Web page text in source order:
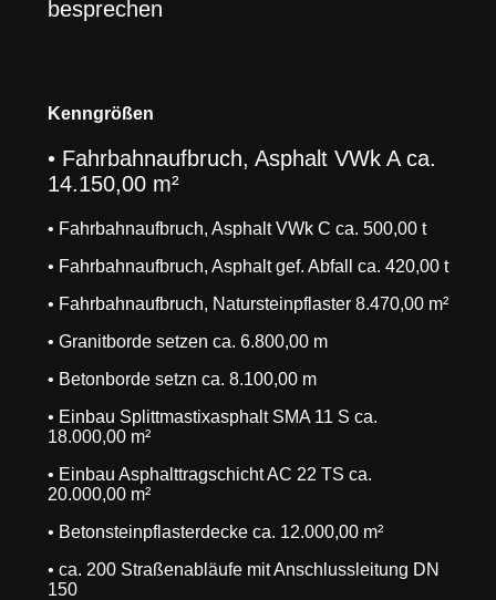
besprechen
Kenngrößen
• Fahrbahnaufbruch, Asphalt VWk A ca.
14.150,00 m²
• Fahrbahnaufbruch, Asphalt VWk C ca. 500,00 t
• Fahrbahnaufbruch, Asphalt gef. Abfall ca. 420,00 t
• Fahrbahnaufbruch, Natursteinpflaster 8.470,00 m²
• Granitborde setzen ca. 6.800,00 m
• Betonborde setzn ca. 8.100,00 m
• Einbau Splittmastixasphalt SMA 11 S ca.
18.000,00 m²
• Einbau Asphalttragschicht AC 22 TS ca.
20.000,00 m²
• Betonsteinpflasterdecke ca. 12.000,00 m²
• ca. 200 Straßenabläufe mit Anschlussleitung DN
150